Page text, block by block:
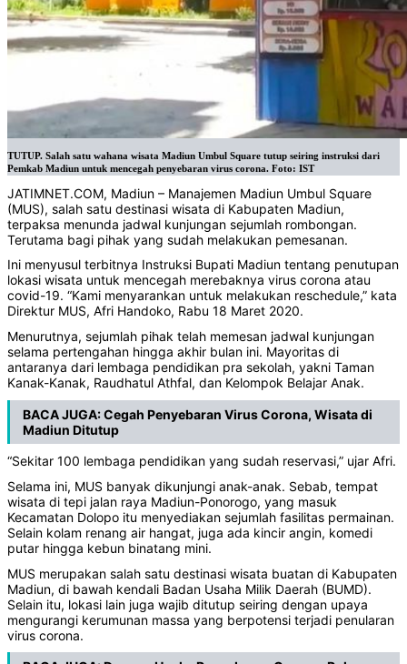
TUTUP. Salah satu wahana wisata Madiun Umbul Square tutup seiring instruksi dari
Pemkab Madiun untuk mencegah penyebaran virus corona. Foto: IST
JATIMNET.COM, Madiun – Manajemen Madiun Umbul Square
(MUS), salah satu destinasi wisata di Kabupaten Madiun,
terpaksa menunda jadwal kunjungan sejumlah rombongan.
Terutama bagi pihak yang sudah melakukan pemesanan.
Ini menyusul terbitnya Instruksi Bupati Madiun tentang penutupan
lokasi wisata untuk mencegah merebaknya virus corona atau
covid-19. “Kami menyarankan untuk melakukan reschedule,” kata
Direktur MUS, Afri Handoko, Rabu 18 Maret 2020.
Menurutnya, sejumlah pihak telah memesan jadwal kunjungan
selama pertengahan hingga akhir bulan ini. Mayoritas di
antaranya dari lembaga pendidikan pra sekolah, yakni Taman
Kanak-Kanak, Raudhatul Athfal, dan Kelompok Belajar Anak.
BACA JUGA:Cegah Penyebaran Virus Corona, Wisata di
Madiun Ditutup
“Sekitar 100 lembaga pendidikan yang sudah reservasi,” ujar Afri.
Selama ini, MUS banyak dikunjungi anak-anak. Sebab, tempat
wisata di tepi jalan raya Madiun-Ponorogo, yang masuk
Kecamatan Dolopo itu menyediakan sejumlah fasilitas permainan.
Selain kolam renang air hangat, juga ada kincir angin, komedi
putar hingga kebun binatang mini.
MUS merupakan salah satu destinasi wisata buatan di Kabupaten
Madiun, di bawah kendali Badan Usaha Milik Daerah (BUMD).
Selain itu, lokasi lain juga wajib ditutup seiring dengan upaya
mengurangi kerumunan massa yang berpotensi terjadi penularan
virus corona.